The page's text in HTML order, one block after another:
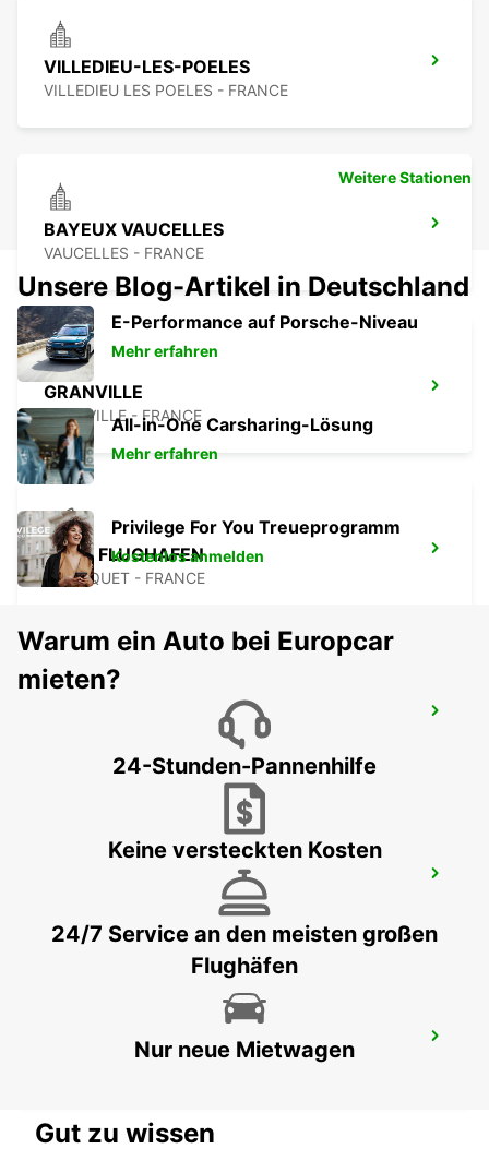
VILLEDIEU-LES-POELES
VILLEDIEU LES POELES - FRANCE
BAYEUX VAUCELLES
VAUCELLES - FRANCE
GRANVILLE
GRANVILLE - FRANCE
CAEN FLUGHAFEN
CARPIQUET - FRANCE
ST SENIER SOUS AVRANCHES - FRANCE
CHERBOURG
Weitere Stationen
Unsere Blog-Artikel in Deutschland
E-Performance auf Porsche-Niveau
Mehr erfahren
All-in-One Carsharing-Lösung
Mehr erfahren
Privilege For You Treueprogramm
Kostenlos anmelden
Warum ein Auto bei Europcar
mieten?
24-Stunden-Pannenhilfe
Keine versteckten Kosten
24/7 Service an den meisten großen
Flughäfen
Nur neue Mietwagen
Gut zu wissen